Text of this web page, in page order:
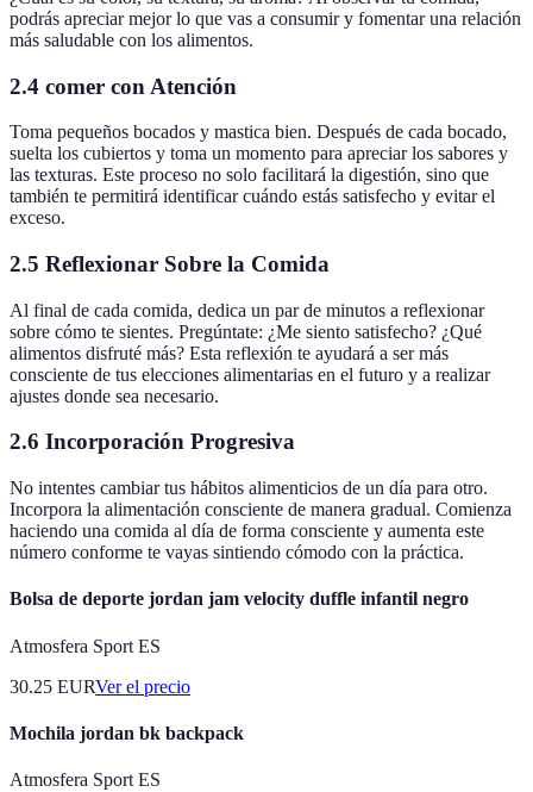
podrás apreciar mejor lo que vas a consumir y fomentar una relación
más saludable con los alimentos.
2.4 comer con Atención
Toma pequeños bocados y mastica bien. Después de cada bocado,
suelta los cubiertos y toma un momento para apreciar los sabores y
las texturas. Este proceso no solo facilitará la digestión, sino que
también te permitirá identificar cuándo estás satisfecho y evitar el
exceso.
2.5 Reflexionar Sobre la Comida
Al final de cada comida, dedica un par de minutos a reflexionar
sobre cómo te sientes. Pregúntate: ¿Me siento satisfecho? ¿Qué
alimentos disfruté más? Esta reflexión te ayudará a ser más
consciente de tus elecciones alimentarias en el futuro y a realizar
ajustes donde sea necesario.
2.6 Incorporación Progresiva
No intentes cambiar tus hábitos alimenticios de un día para otro.
Incorpora la alimentación consciente de manera gradual. Comienza
haciendo una comida al día de forma consciente y aumenta este
número conforme te vayas sintiendo cómodo con la práctica.
Bolsa de deporte jordan jam velocity duffle infantil negro
Atmosfera Sport ES
30.25 EURVer el precio
Mochila jordan bk backpack
Atmosfera Sport ES